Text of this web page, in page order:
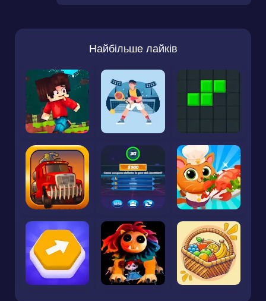
Найбільше лайків